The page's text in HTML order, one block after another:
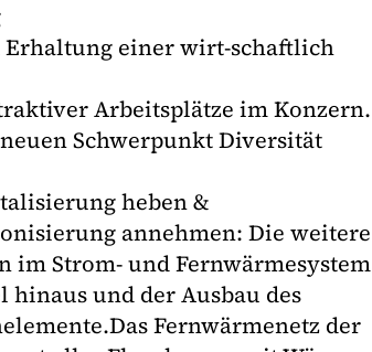
einer wirt-schaftlich
Arbeitsplätze im Konzern.
Schwerpunkt Diversität
heben &
annehmen: Die weitere
im Strom- und Fernwärmesystem
und der Ausbau des
Fernwärmenetz der